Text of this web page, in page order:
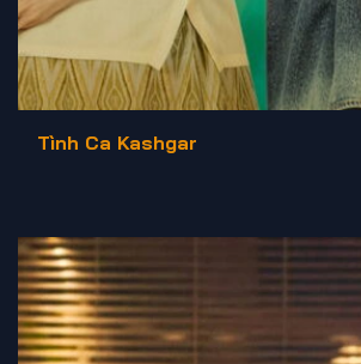
Tình Ca Kashgar